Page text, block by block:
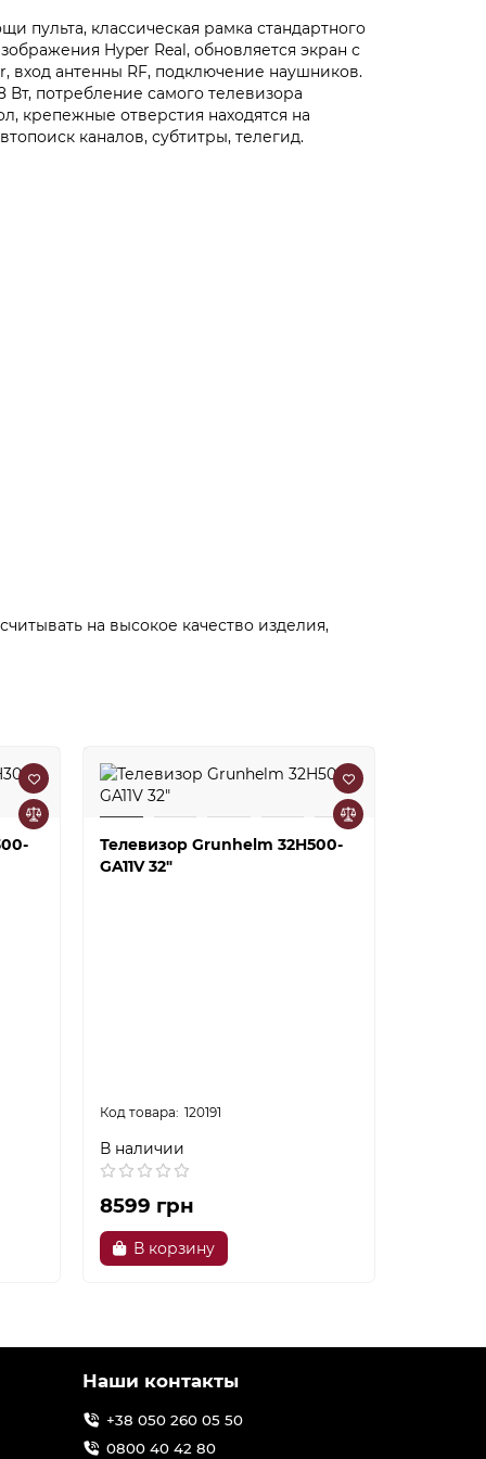
пульта, классическая рамка стандартного
Hyper Real, обновляется экран с
вход антенны RF, подключение наушников.
потребление самого телевизора
крепежные отверстия находятся на
каналов, субтитры, телегид.
на высокое качество изделия,
Телевизор Grunhelm 32H500-
GA11V 32"
120191
В наличии
8599 грн
В корзину
Наши контакты
+38 050 260 05 50
0800 40 42 80